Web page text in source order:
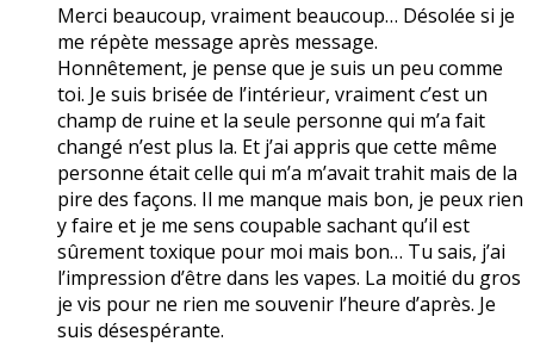
Merci beaucoup, vraiment beaucoup… Désolée si je
me répète message après message.
Honnêtement, je pense que je suis un peu comme
toi. Je suis brisée de l’intérieur, vraiment c’est un
champ de ruine et la seule personne qui m’a fait
changé n’est plus la. Et j’ai appris que cette même
personne était celle qui m’a m’avait trahit mais de la
pire des façons. Il me manque mais bon, je peux rien
y faire et je me sens coupable sachant qu’il est
sûrement toxique pour moi mais bon… Tu sais, j’ai
l’impression d’être dans les vapes. La moitié du gros
je vis pour ne rien me souvenir l’heure d’après. Je
suis désespérante.